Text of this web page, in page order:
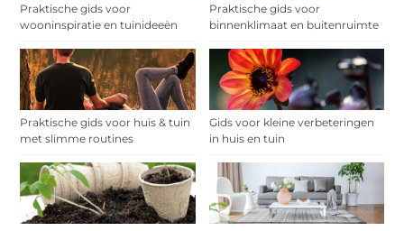
Praktische gids voor
wooninspiratie en tuinideeën
Praktische gids voor
binnenklimaat en buitenruimte
Praktische gids voor huis & tuin
met slimme routines
Gids voor kleine verbeteringen
in huis en tuin